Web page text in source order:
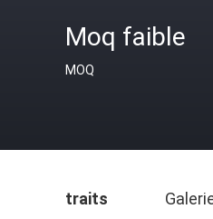
Moq faible
MOQ
traits